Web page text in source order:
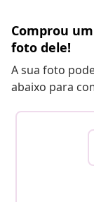
Comprou
foto dele!
A sua foto
abaixo para